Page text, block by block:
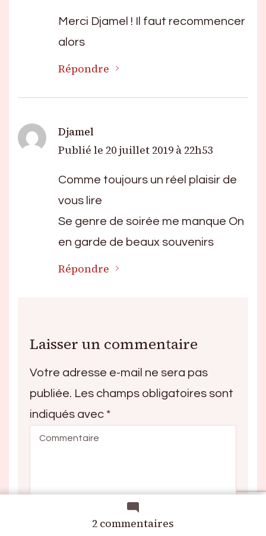
2 commentaires
Merci Djamel ! Il faut recommencer
alors
Répondre
Djamel
Publié le 20 juillet 2019 à 22h53
Comme toujours un réel plaisir de
vous lire
Se genre de soirée me manque On
en garde de beaux souvenirs
Répondre
Laisser un commentaire
Votre adresse e-mail ne sera pas
publiée. Les champs obligatoires sont
indiqués avec *